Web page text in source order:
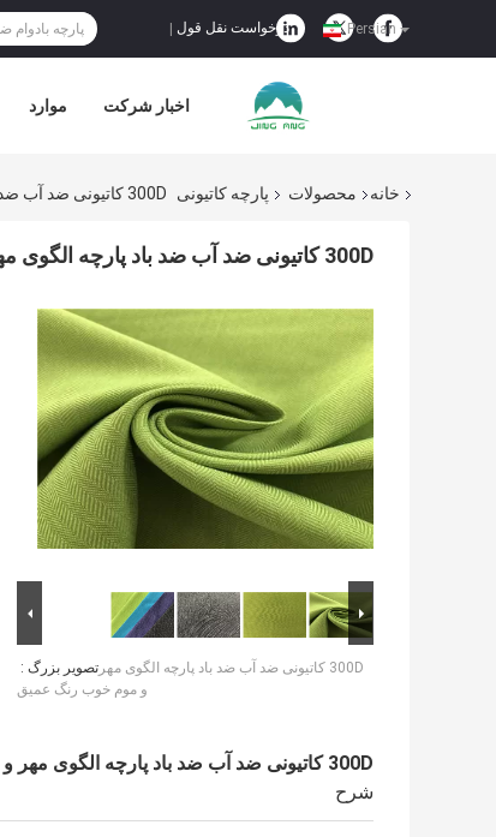
Persian درخواست نقل قول
موارد اخبار شرکت
خانه محصولات پارچه کاتیونی 300D کاتیونی ضد آب ضد باد پارچه الگوی مهر و موم خوب رنگ عمیق
300D کاتیونی ضد آب ضد باد پارچه الگوی مهر و موم خوب رنگ عمیق
تصویر بزرگ : 300D کاتیونی ضد آب ضد باد پارچه الگوی مهر
و موم خوب رنگ عمیق
300D کاتیونی ضد آب ضد باد پارچه الگوی مهر و موم خوب رنگ عمیق
شرح